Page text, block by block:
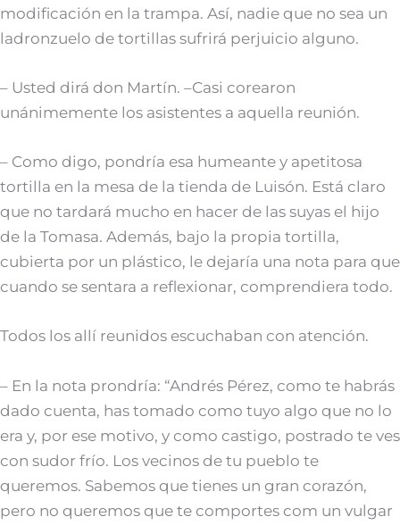
modificación en la trampa. Así, nadie que no sea un
ladronzuelo de tortillas sufrirá perjuicio alguno.
– Usted dirá don Martín. –Casi corearon
unánimemente los asistentes a aquella reunión.
– Como digo, pondría esa humeante y apetitosa
tortilla en la mesa de la tienda de Luisón. Está claro
que no tardará mucho en hacer de las suyas el hijo
de la Tomasa. Además, bajo la propia tortilla,
cubierta por un plástico, le dejaría una nota para que
cuando se sentara a reflexionar, comprendiera todo.
Todos los allí reunidos escuchaban con atención.
– En la nota prondría: “Andrés Pérez, como te habrás
dado cuenta, has tomado como tuyo algo que no lo
era y, por ese motivo, y como castigo, postrado te ves
con sudor frío. Los vecinos de tu pueblo te
queremos. Sabemos que tienes un gran corazón,
pero no queremos que te comportes com un vulgar